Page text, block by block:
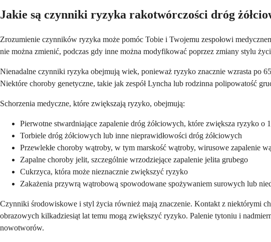
Jakie są czynniki ryzyka rakotwórczości dróg
Zrozumienie czynników ryzyka może pomóc Tobie i Twojemu zespołowi
nie można zmienić, podczas gdy inne można modyfikować poprzez zmiany stylu
Nienadalne czynniki ryzyka obejmują wiek, ponieważ ryzyko znacznie wzrasta po
Niektóre choroby genetyczne, takie jak zespół Lyncha lub rodzinna polipowatość
Schorzenia medyczne, które zwiększają ryzyko, obejmują:
Pierwotne stwardniające zapalenie dróg żółciowych, które zwiększa ryzyko o
Torbiele dróg żółciowych lub inne nieprawidłowości dróg żółciowych
Przewlekłe choroby wątroby, w tym marskość wątroby, wirusowe zapalenie
Zapalne choroby jelit, szczególnie wrzodziejące zapalenie jelita grubego
Cukrzyca, która może nieznacznie zwiększyć ryzyko
Zakażenia przywrą wątrobową spowodowane spożywaniem surowych lub
Czynniki środowiskowe i styl życia również mają znaczenie. Kontakt z niektórymi
obrazowych kilkadziesiąt lat temu mogą zwiększyć ryzyko. Palenie tytoniu i
nowotworów.